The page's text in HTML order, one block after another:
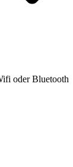
oder Bluetooth